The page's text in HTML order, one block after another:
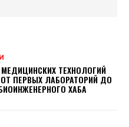
ТЕХНОЛОГИЙ
ПЕРВЫХ ЛАБОРАТОРИЙ ДО
ХАБА